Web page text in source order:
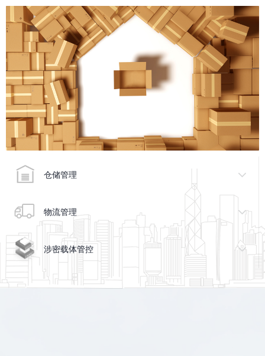
仓储管理
物流管理
涉密载体管控